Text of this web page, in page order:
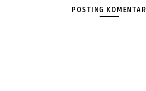
POSTING KOMENTAR